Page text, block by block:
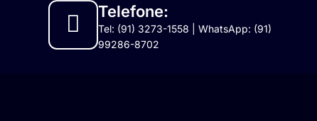
Telefone:
Tel: (91) 3273-1558 | WhatsApp: (91)
99286-8702